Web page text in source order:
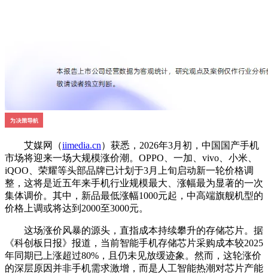
艾媒网（iimedia.cn）获悉，2026年3月初，中国国产手机
市场将迎来一场大规模涨价潮。OPPO、一加、vivo、小米、
iQOO、荣耀等头部品牌已计划于3月上旬启动新一轮价格调
整，这将是近五年来手机行业规模最大、涨幅最为显著的一次
集体调价。其中，新品最低涨幅1000元起，中高端旗舰机型的
价格上调或将达到2000至3000元。
这场涨价风暴的源头，直指成本持续攀升的存储芯片。据
《科创板日报》报道，当前智能手机存储芯片采购成本较2025
年同期已上涨超过80%，且仍未见放缓迹象。然而，这轮涨价
的深层原因并非手机需求激增，而是人工智能热潮对芯片产能